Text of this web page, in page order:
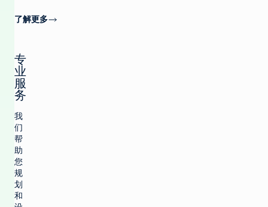
了解更多
专
业
服
务
我
们
帮
助
您
规
划
和